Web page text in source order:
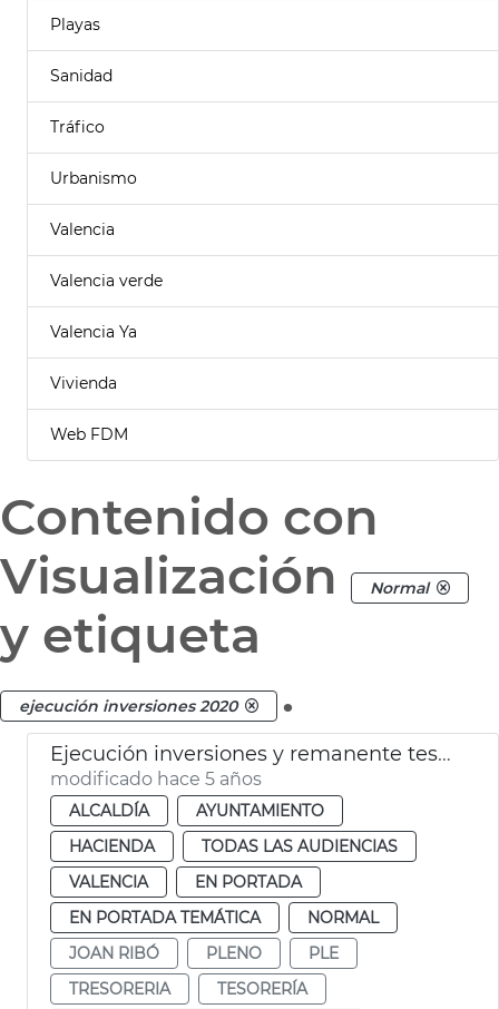
Playas
Sanidad
Tráfico
Urbanismo
Valencia
Valencia verde
Valencia Ya
Vivienda
Web FDM
Contenido con
Visualización
Normal
y etiqueta
ejecución inversiones 2020 .
Ejecución inversiones y remanente tesorería 2020
modificado hace 5 años
ALCALDÍA
AYUNTAMIENTO
HACIENDA
TODAS LAS AUDIENCIAS
VALENCIA
EN PORTADA
EN PORTADA TEMÁTICA
NORMAL
JOAN RIBÓ
PLENO
PLE
TRESORERIA
TESORERÍA